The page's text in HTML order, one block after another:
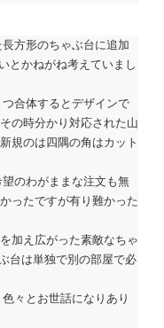
方形のちゃぶ台に追加
とかねがね考えていまし
合体するとデザインで
の時分かり対応された山
規のは四隅の角はカット
のわがままな注文も無
ったですが有り難かった
加え広がった素敵なちゃ
台は単独で別の部屋で必
々とお世話になりあり